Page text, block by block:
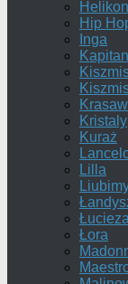
Hip
Inga
Kristaly
Kuraż
Lilla
Łora